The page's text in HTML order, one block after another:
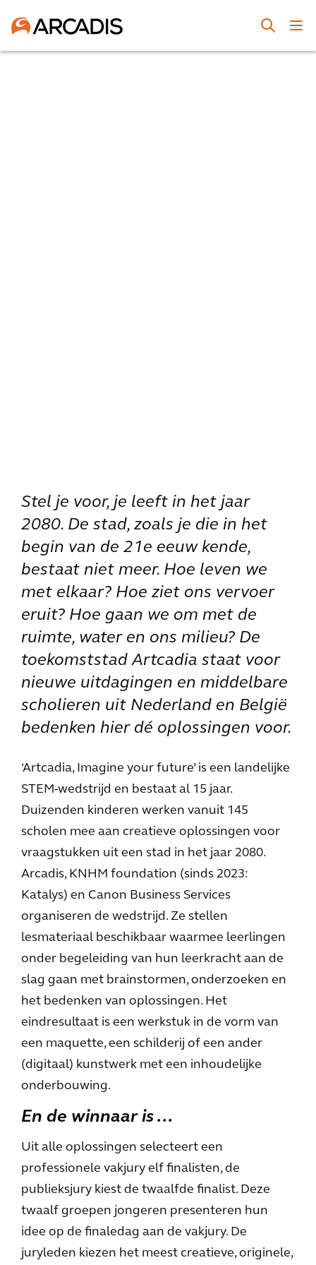
Stel je voor, je leeft in het jaar
2080. De stad, zoals je die in het
begin van de 21e eeuw kende,
bestaat niet meer. Hoe leven we
met elkaar? Hoe ziet ons vervoer
eruit? Hoe gaan we om met de
ruimte, water en ons milieu? De
toekomststad Artcadia staat voor
nieuwe uitdagingen en middelbare
scholieren uit Nederland en België
bedenken hier dé oplossingen voor.
‘Artcadia, Imagine your future’ is een landelijke
STEM-wedstrijd en bestaat al 15 jaar.
Duizenden kinderen werken vanuit 145
scholen mee aan creatieve oplossingen voor
vraagstukken uit een stad in het jaar 2080.
Arcadis, KNHM foundation (sinds 2023:
Katalys) en Canon Business Services
organiseren de wedstrijd. Ze stellen
lesmateriaal beschikbaar waarmee leerlingen
onder begeleiding van hun leerkracht aan de
slag gaan met brainstormen, onderzoeken en
het bedenken van oplossingen. Het
eindresultaat is een werkstuk in de vorm van
een maquette, een schilderij of een ander
(digitaal) kunstwerk met een inhoudelijke
onderbouwing.
En de winnaar is …
Uit alle oplossingen selecteert een
professionele vakjury elf finalisten, de
publieksjury kiest de twaalfde finalist. Deze
twaalf groepen jongeren presenteren hun
idee op de finaledag aan de vakjury. De
juryleden kiezen het meest creatieve, originele,